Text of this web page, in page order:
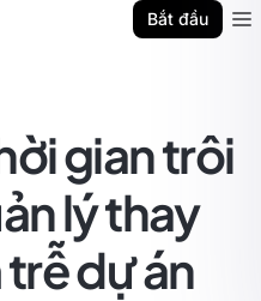
Bắt đầu
gian trôi
lý thay
dự án